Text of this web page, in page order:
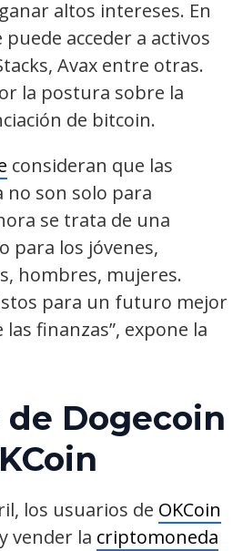
altos intereses. En
acceder a activos
Avax entre otras.
la postura sobre la
de bitcoin.
consideran que las
no son solo para
se trata de una
para los jóvenes,
hombres, mujeres.
para un futuro mejor
finanzas”, expone la
Dogecoin
los usuarios de OKCoin
vender la criptomoneda